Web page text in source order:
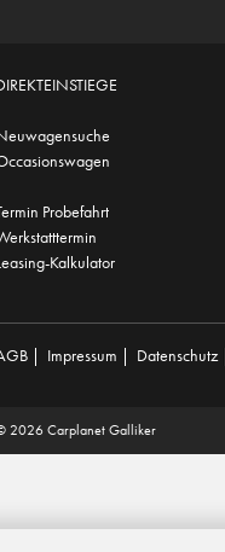
Probefahrt
Kalkulator
| Impressum | Datenschutz|
2026 Carplanet Galliker